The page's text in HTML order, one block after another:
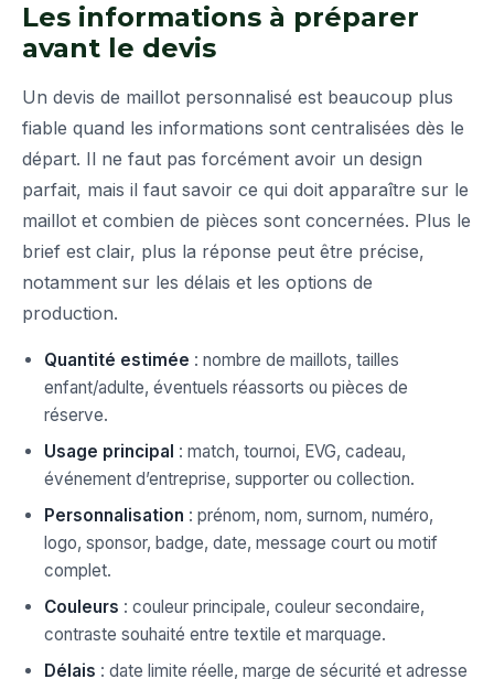
Les informations à préparer
avant le devis
Un devis de maillot personnalisé est beaucoup plus
fiable quand les informations sont centralisées dès le
départ. Il ne faut pas forcément avoir un design
parfait, mais il faut savoir ce qui doit apparaître sur le
maillot et combien de pièces sont concernées. Plus le
brief est clair, plus la réponse peut être précise,
notamment sur les délais et les options de
production.
Quantité estimée : nombre de maillots, tailles
enfant/adulte, éventuels réassorts ou pièces de
réserve.
Usage principal : match, tournoi, EVG, cadeau,
événement d’entreprise, supporter ou collection.
Personnalisation : prénom, nom, surnom, numéro,
logo, sponsor, badge, date, message court ou motif
complet.
Couleurs : couleur principale, couleur secondaire,
contraste souhaité entre textile et marquage.
Délais : date limite réelle, marge de sécurité et adresse